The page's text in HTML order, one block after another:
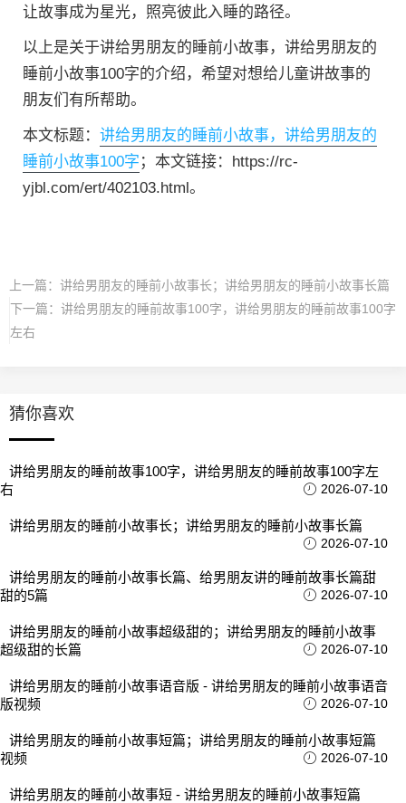
让故事成为星光，照亮彼此入睡的路径。
以上是关于讲给男朋友的睡前小故事，讲给男朋友的
睡前小故事100字的介绍，希望对想给儿童讲故事的
朋友们有所帮助。
本文标题： 讲给男朋友的睡前小故事，讲给男朋友的
睡前小故事100字 ；本文链接：https://rc-
yjbl.com/ert/402103.html。
上一篇： 讲给男朋友的睡前小故事长；讲给男朋友的睡前小故事长篇
下一篇： 讲给男朋友的睡前故事100字，讲给男朋友的睡前故事100字
左右
猜你喜欢
讲给男朋友的睡前故事100字，讲给男朋友的睡前故事100字左
右
2026-07-10
讲给男朋友的睡前小故事长；讲给男朋友的睡前小故事长篇
2026-07-10
讲给男朋友的睡前小故事长篇、给男朋友讲的睡前故事长篇甜
甜的5篇
2026-07-10
讲给男朋友的睡前小故事超级甜的；讲给男朋友的睡前小故事
超级甜的长篇
2026-07-10
讲给男朋友的睡前小故事语音版 - 讲给男朋友的睡前小故事语音
版视频
2026-07-10
讲给男朋友的睡前小故事短篇；讲给男朋友的睡前小故事短篇
视频
2026-07-10
讲给男朋友的睡前小故事短 - 讲给男朋友的睡前小故事短篇